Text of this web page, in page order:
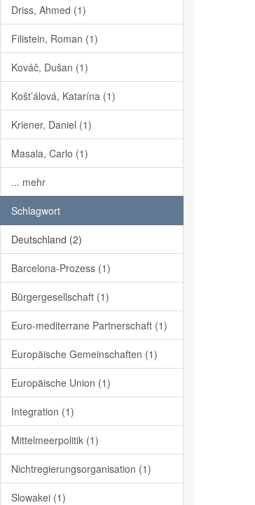
Driss, Ahmed (1)
Filistein, Roman (1)
Kováč, Dušan (1)
Košt’álová, Katarína (1)
Kriener, Daniel (1)
Masala, Carlo (1)
... mehr
Schlagwort
Deutschland (2)
Barcelona-Prozess (1)
Bürgergesellschaft (1)
Euro-mediterrane Partnerschaft (1)
Europäische Gemeinschaften (1)
Europäische Union (1)
Integration (1)
Mittelmeerpolitik (1)
Nichtregierungsorganisation (1)
Slowakei (1)